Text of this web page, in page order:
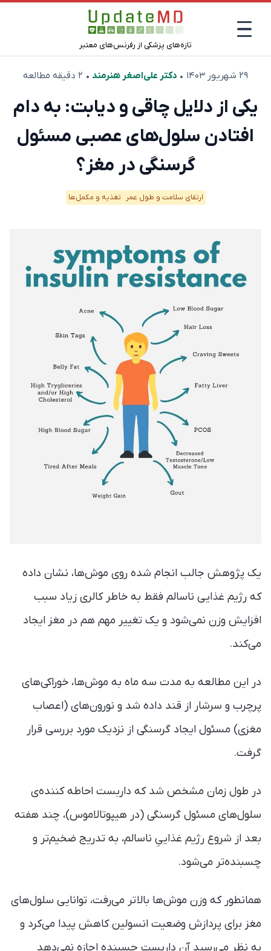
تازه‌های پزشکی از رفرنس‌های معتبر
۲۹ شهریور ۱۴۰۳ • دکتر علی‌اصغر هنرمند • ۲ دقیقه مطالعه
یکی از دلایل چاقی و دیابت: به دام
افتادن سلول‌های عصبی مسئول
گرسنگی در مغز؟
ارتقای سلامت و طول عمر تغذیه و مکمل‌ها
یک پژوهش جالب انجام شده روی موش‌ها، نشان داده
که رژیم غذایی ناسالم فقط به خاطر کالری زیاد سبب
افزایش وزن نمی‌شود و یک تغییر مهم هم در مغز ایجاد
می‌کند.
در این مطالعه به مدت سه ماه به موش‌ها، خوراکی‌های
پرچرب و سرشار از قند داده شد و نورون‌های (اعصاب
مغزی) مسئول ایجاد گرسنگی از نزدیک مورد بررسی قرار
گرفت.
در طول زمان مشخص شد که داربست احاطه‌ کننده‌ی
سلول‌های مسئول گرسنگی (در هیپوتالاموس)، چند هفته
بعد از شروع رژیم غذاییِ ناسالم، به تدریج ضخیم‌تر و
چسبنده‌تر می‌شود.
همانطور که وزن موش‌ها بالاتر می‌رفت، توانایی سلول‌های
مغز برای پردازش وضعیت انسولین کاهش پیدا می‌کرد و
به نظر می‌رسید آن داربست چسبنده اجازه نمی‌دهد